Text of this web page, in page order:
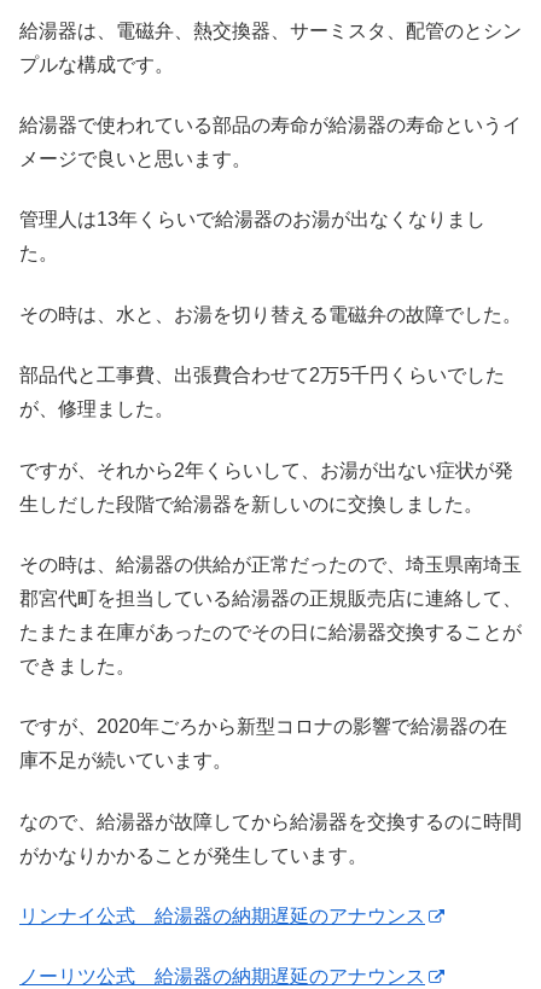
給湯器は、電磁弁、熱交換器、サーミスタ、配管のとシン
プルな構成です。
給湯器で使われている部品の寿命が給湯器の寿命というイ
メージで良いと思います。
管理人は13年くらいで給湯器のお湯が出なくなりまし
た。
その時は、水と、お湯を切り替える電磁弁の故障でした。
部品代と工事費、出張費合わせて2万5千円くらいでした
が、修理ました。
ですが、それから2年くらいして、お湯が出ない症状が発
生しだした段階で給湯器を新しいのに交換しました。
その時は、給湯器の供給が正常だったので、埼玉県南埼玉
郡宮代町を担当している給湯器の正規販売店に連絡して、
たまたま在庫があったのでその日に給湯器交換することが
できました。
ですが、2020年ごろから新型コロナの影響で給湯器の在
庫不足が続いています。
なので、給湯器が故障してから給湯器を交換するのに時間
がかなりかかることが発生しています。
リンナイ公式 給湯器の納期遅延のアナウンス
ノーリツ公式 給湯器の納期遅延のアナウンス